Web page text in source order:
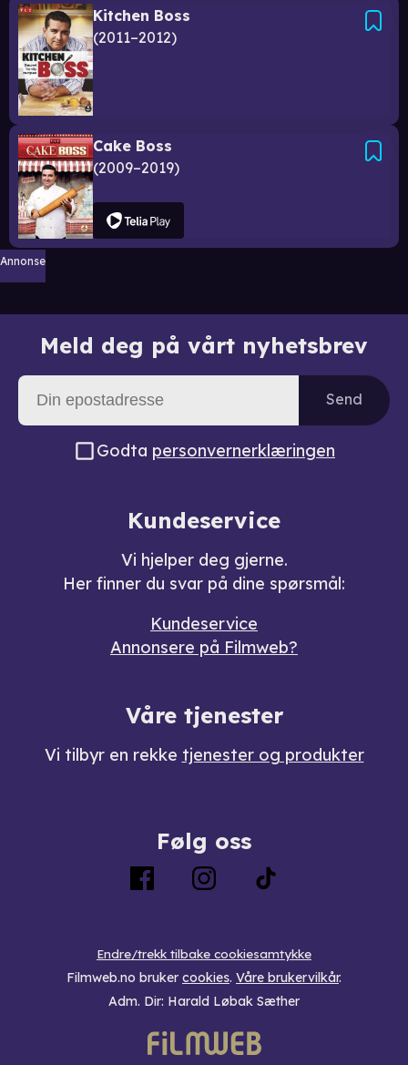
Kitchen Boss
2011–2012
Cake Boss
2009–2019
Annonse
Meld deg på vårt nyhetsbrev
Send
Godta personvernerklæringen
Kundeservice
Vi hjelper deg gjerne.
Her finner du svar på dine spørsmål:
Kundeservice
Annonsere på Filmweb?
Våre tjenester
Vi tilbyr en rekke tjenester og produkter
Følg oss
Endre/trekk tilbake cookiesamtykke
Filmweb.no bruker cookies. Våre brukervilkår.
Adm. Dir: Harald Løbak Sæther